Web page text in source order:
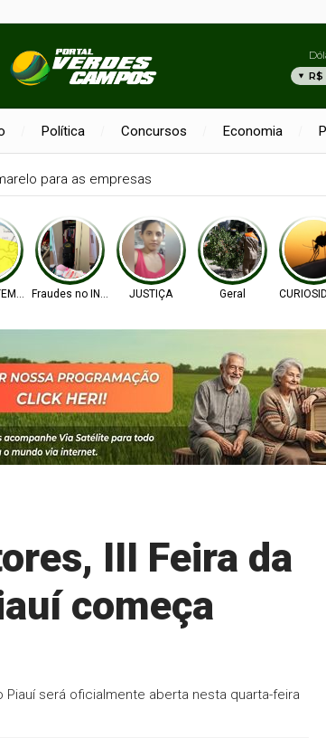
R$
Política Concursos Economia
para as empresas
Fraudes no INSS JUSTIÇA Geral
III Feira da
começa
Piauí será oficialmente aberta nesta quarta-feira